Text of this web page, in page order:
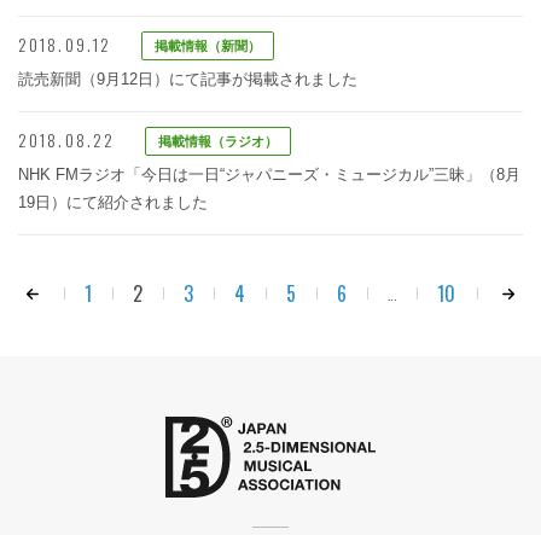
2018.09.12 掲載情報（新聞）
読売新聞（9月12日）にて記事が掲載されました
2018.08.22 掲載情報（ラジオ）
NHK FMラジオ「今日は一日“ジャパニーズ・ミュージカル”三昧」（8月
19日）にて紹介されました
1 2 3 4 5 6 ... 10